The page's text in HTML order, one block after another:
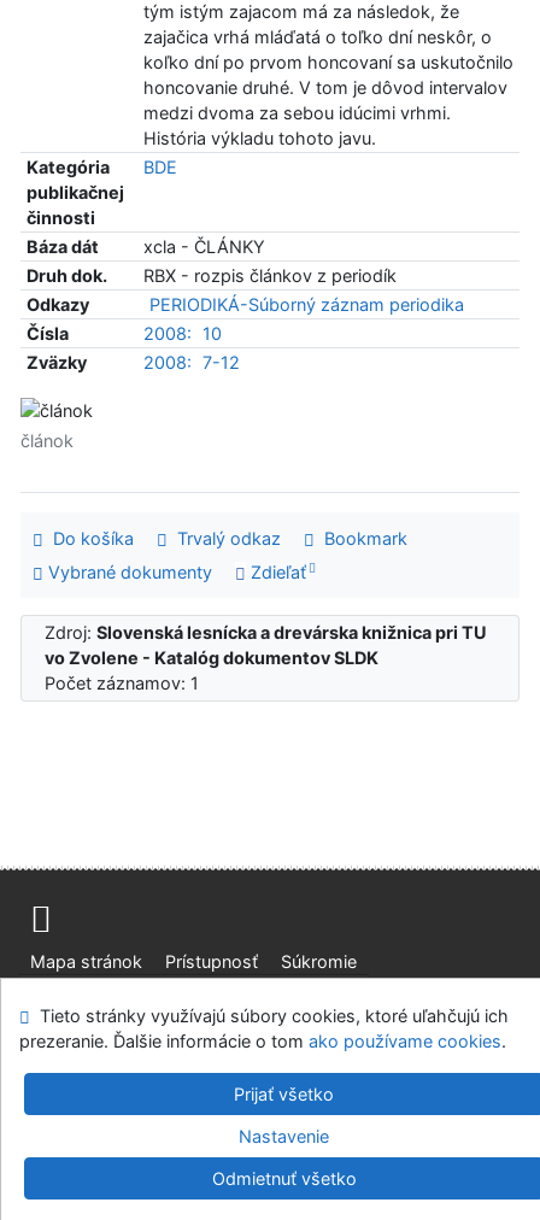
tým istým zajacom má za následok, že
zajačica vrhá mláďatá o toľko dní neskôr, o
koľko dní po prvom honcovaní sa uskutočnilo
honcovanie druhé. V tom je dôvod intervalov
medzi dvoma za sebou idúcimi vrhmi.
História výkladu tohoto javu.
Kategória
publikačnej
činnosti
BDE
Báza dát
xcla - ČLÁNKY
Druh dok.
RBX - rozpis článkov z periodík
Odkazy
PERIODIKÁ-Súborný záznam periodika
Čísla
2008:
10
Zväzky
2008: 7-12
článok
Do košíka Trvalý odkaz
Bookmark
Vybrané dokumenty
Zdieľať
Zdroj:Slovenská lesnícka a drevárska knižnica pri TU
vo Zvolene - Katalóg dokumentov SLDK
Počet záznamov: 1
Mapa stránok Prístupnosť
Súkromie
Slovenská lesnícka a drevárska knižnica pri Technickej
univerzite vo Zvolene
©1993-2026IPACv.4.8.63a-Cosmotron Slovakia, s.r.o.
Tieto stránky využívajú súbory cookies, ktoré uľahčujú ich
prezeranie. Ďalšie informácie o tom ako používame cookies.
Prijať všetko
Nastavenie
Odmietnuť všetko